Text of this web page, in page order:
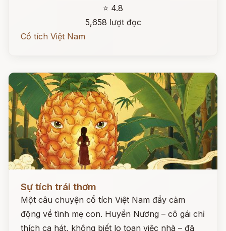
⭐ 4.8
5,658 lượt đọc
Cổ tích Việt Nam
Sự tích trái thơm
Một câu chuyện cổ tích Việt Nam đầy cảm
động về tình mẹ con. Huyền Nương – cô gái chỉ
thích ca hát, không biết lo toan việc nhà – đã